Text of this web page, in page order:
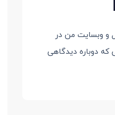
و وبسایت من در
که دوباره دیدگاهی